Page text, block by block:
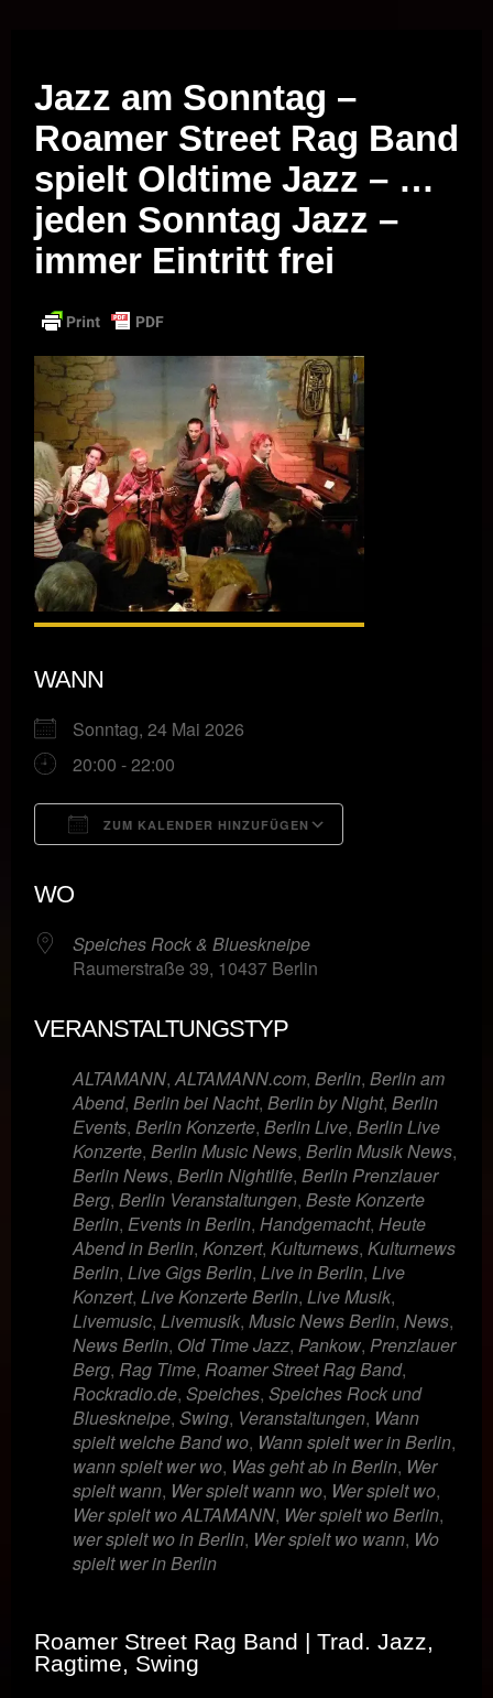
Jazz am Sonntag –
Roamer Street Rag Band
spielt Oldtime Jazz – …
jeden Sonntag Jazz –
immer Eintritt frei
WANN
Sonntag, 24 Mai 2026
20:00 - 22:00
ZUM KALENDER HINZUFÜGEN
WO
Speiches Rock & Blueskneipe
Raumerstraße 39, 10437 Berlin
VERANSTALTUNGSTYP
ALTAMANN,ALTAMANN.com, Berlin, Berlin am
Abend, Berlin bei Nacht, Berlin by Night, Berlin
Events, Berlin Konzerte, Berlin Live, Berlin Live
Konzerte, Berlin Music News, Berlin Musik News,
Berlin News, Berlin Nightlife, Berlin Prenzlauer
Berg, Berlin Veranstaltungen, Beste Konzerte
Berlin, Events in Berlin, Handgemacht, Heute
Abend in Berlin, Konzert, Kulturnews, Kulturnews
Berlin, Live Gigs Berlin, Live in Berlin, Live
Konzert, Live Konzerte Berlin, Live Musik,
Livemusic, Livemusik, Music News Berlin, News,
News Berlin, Old Time Jazz, Pankow, Prenzlauer
Berg, Rag Time, Roamer Street Rag Band,
Rockradio.de, Speiches, Speiches Rock und
Blueskneipe, Swing, Veranstaltungen, Wann
spielt welche Band wo, Wann spielt wer in Berlin,
wann spielt wer wo, Was geht ab in Berlin, Wer
spielt wann, Wer spielt wann wo, Wer spielt wo,
Wer spielt wo ALTAMANN, Wer spielt wo Berlin,
wer spielt wo in Berlin, Wer spielt wo wann, Wo
spielt wer in Berlin
Roamer Street Rag Band | Trad. Jazz,
Ragtime, Swing